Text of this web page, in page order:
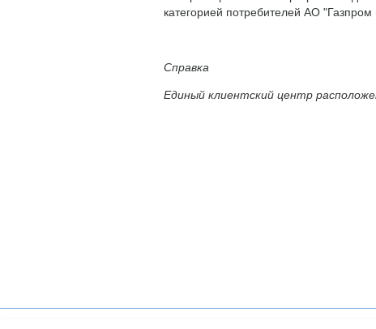
категорией потребителей АО
Справка
Единый клиентский центр